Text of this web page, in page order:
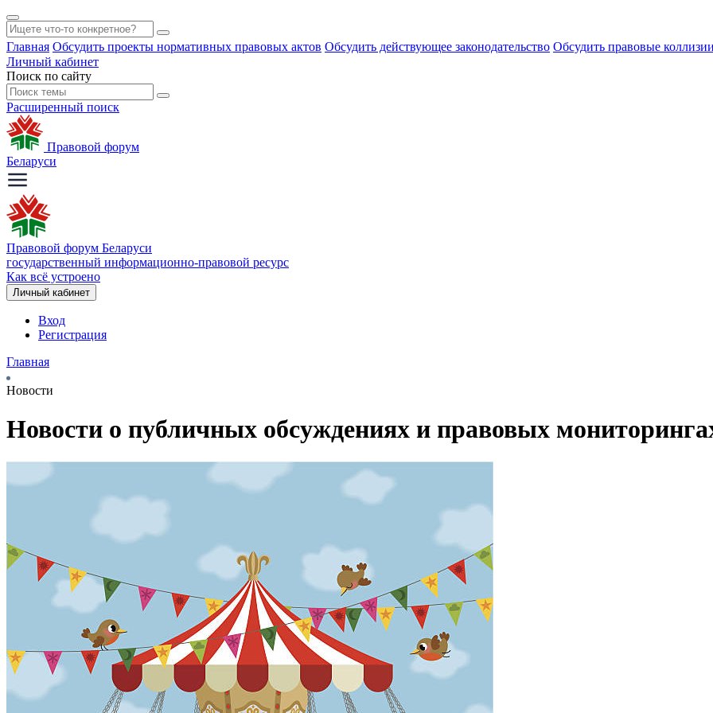
Главная Обсудить проекты нормативных правовых актов Обсудить действующее законодательство Обсудить правовые
Личный кабинет
Поиск по сайту
Расширенный поиск
Правовой форум
Беларуси
Правовой форум Беларуси
государственный информационно-правовой ресурс
Как всё устроено
Личный кабинет
Вход
Регистрация
Главная
Новости
Новости о публичных обсуждениях и правовых